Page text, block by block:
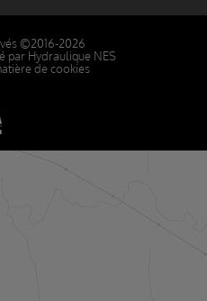
©2016-2026
par Hydraulique NES
de cookies